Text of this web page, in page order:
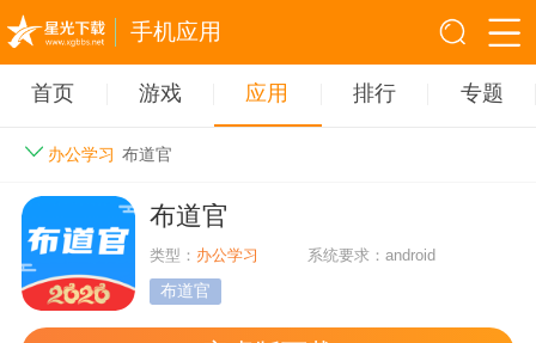
手机应用
首页 游戏 应用 排行 专题
办公学习 布道官
布道官
类型： 办公学习 系统要求：android
布道官